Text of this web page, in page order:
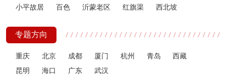
小平故居
百色 沂蒙老区 红旗渠 西北坡
专题方向
重庆 北京 成都 厦门 杭州 青岛
西藏
昆明
海口 广东 武汉